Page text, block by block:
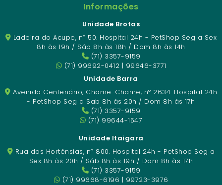
Informações
Unidade Brotas
Ladeira do Acupe, nº 50. Hospital 24h - PetShop Seg a Sex
8h às 19h / Sáb 8h às 18h / Dom 8h às 14h
(71) 3357-9159
(71) 99692-0412 | 99646-3771
Unidade Barra
Avenida Centenário, Chame-Chame, nº 2634. Hospital 24h
- PetShop Seg a Sab 8h às 20h / Dom 8h às 17h
(71) 3357-9159
(71) 99644-1547
Unidade Itaigara
Rua das Hortênsias, nº 800. Hospital 24h - PetShop Seg a
Sex 8h às 20h / Sáb 8h às 19h / Dom 8h às 17h
(71) 3357-9159
(71) 99668-6196 | 99723-3976